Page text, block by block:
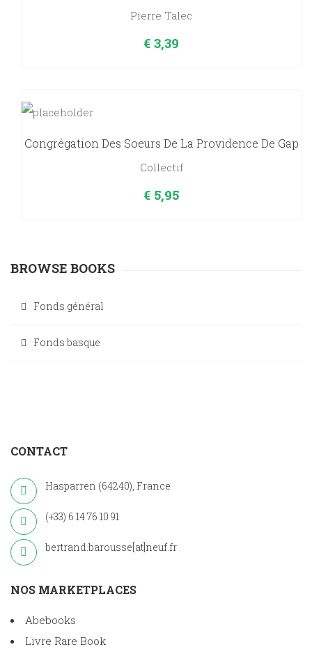
Pierre Talec
€ 3,39
Congrégation Des Soeurs De La Providence De Gap
Collectif
€ 5,95
BROWSE BOOKS
Fonds général
Fonds basque
CONTACT
Hasparren (64240), France
(+33) 6 14 76 10 91
bertrand.barousse[at]neuf.fr
NOS MARKETPLACES
Abebooks
Livre Rare Book